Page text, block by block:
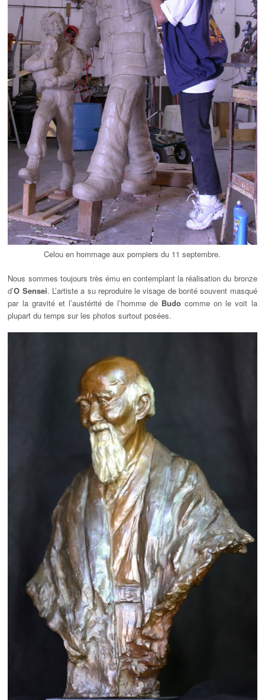
Celou en hommage aux pompiers du 11 septembre.
Nous sommes toujours très ému en contemplant la réalisation du bronze
d’O Sensei. L’artiste a su reproduire le visage de bonté souvent masqué
par la gravité et l’austérité de l’homme de Budo comme on le voit la
plupart du temps sur les photos surtout posées.